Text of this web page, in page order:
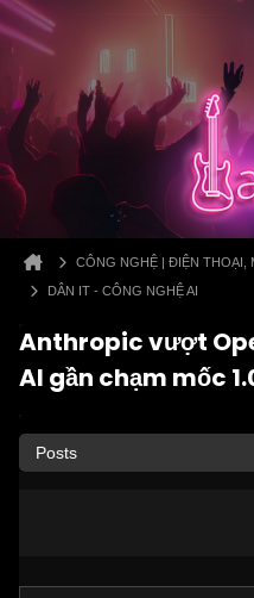
CÔNG NGHỆ | ĐIỆN THOẠI,
DÂN IT - CÔNG NGHỆ AI
Anthropic vượt
AI gần chạm mốc